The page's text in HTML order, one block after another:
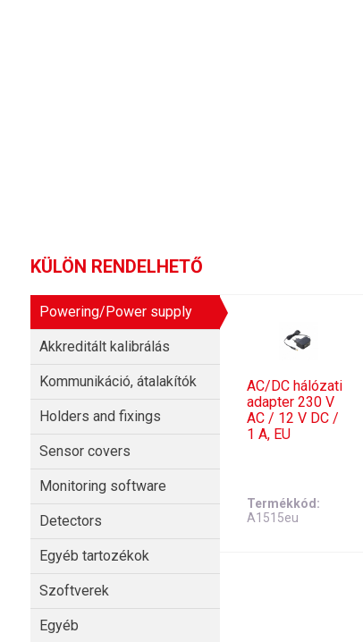
KÜLÖN RENDELHETŐ
Powering/Power supply
Akkreditált kalibrálás
Kommunikáció, átalakítók
Holders and fixings
Sensor covers
Monitoring software
Detectors
Egyéb tartozékok
Szoftverek
Egyéb
AC/DC hálózati
adapter 230 V
AC / 12 V DC /
1 A, EU
Termékkód
A1515eu